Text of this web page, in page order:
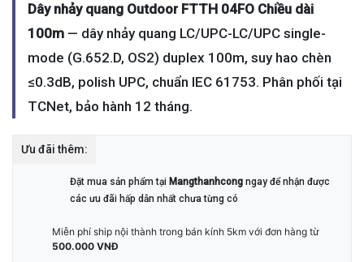
Dây nhảy quang Outdoor FTTH 04FO Chiều dài
100m — dây nhảy quang LC/UPC-LC/UPC single-
mode (G.652.D, OS2) duplex 100m, suy hao chèn
≤0.3dB, polish UPC, chuẩn IEC 61753. Phân phối tại
TCNet, bảo hành 12 tháng.
Ưu đãi thêm:
Đặt mua sản phẩm tại Mangthanhcong ngay để nhận được
các ưu đãi hấp dẫn nhất chưa từng có
Miễn phí ship nội thành trong bán kính 5km với đơn hàng từ
500.000 VNĐ